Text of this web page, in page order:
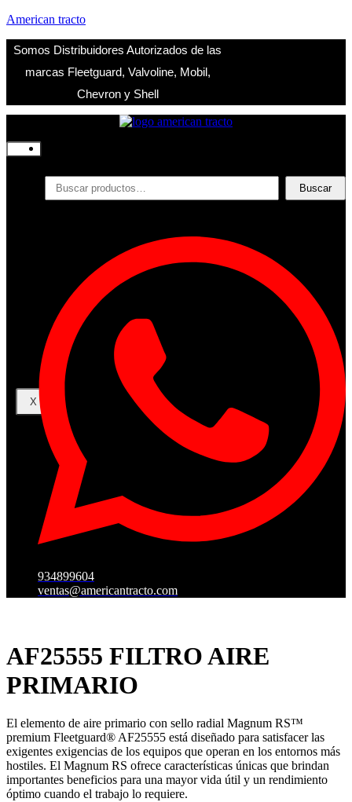
American tracto
Somos Distribuidores Autorizados de las
marcas Fleetguard, Valvoline, Mobil,
Chevron y Shell
Productos
Filtros
Contacto
Acceder
Iniciar Sesion
Registro
Restablecer la contraseña
X
Buscar
934899604
ventas@americantracto.com
AF25555 FILTRO AIRE
PRIMARIO
El elemento de aire primario con sello radial Magnum RS™
premium Fleetguard® AF25555 está diseñado para satisfacer las
exigentes exigencias de los equipos que operan en los entornos más
hostiles. El Magnum RS ofrece características únicas que brindan
importantes beneficios para una mayor vida útil y un rendimiento
óptimo cuando el trabajo lo requiere.